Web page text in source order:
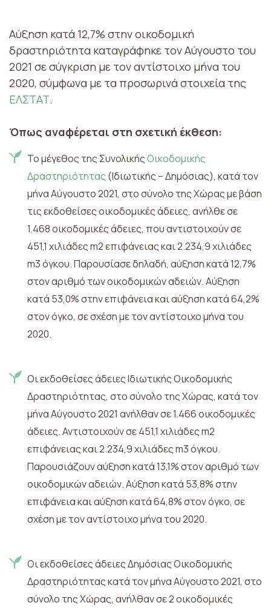
Αύξηση κατά 12,7% στην οικοδομική
δραστηριότητα καταγράφηκε τον Αύγουστο του
2021 σε σύγκριση με τον αντίστοιχο μήνα του
2020, σύμφωνα με τα προσωρινά στοιχεία της
ΕΛΣΤΑΤ.
Όπως αναφέρεται στη σχετική έκθεση:
Το μέγεθος της ΣυνολικήςΟικοδομικής
Δραστηριότητας (Ιδιωτικής – Δημόσιας), κατά τον
μήνα Αύγουστο 2021, στο σύνολο της Χώρας με βάση
τις εκδοθείσες οικοδομικές άδειες, ανήλθε σε
1.468 οικοδομικές άδειες, που αντιστοιχούν σε
451,1 χιλιάδες m2 επιφάνειας και 2.234,9 χιλιάδες
m3 όγκου. Παρουσίασε δηλαδή, αύξηση κατά 12,7%
στον αριθμό των οικοδομικών αδειών. Αύξηση
κατά 53,0% στην επιφάνεια και αύξηση κατά 64,2%
στον όγκο, σε σχέση με τον αντίστοιχο μήνα του
2020.
Οι εκδοθείσες άδειες Ιδιωτικής Οικοδομικής
Δραστηριότητας, στο σύνολο της Χώρας, κατά τον
μήνα Αύγουστο 2021 ανήλθαν σε 1.466 οικοδομικές
άδειες. Αντιστοιχούν σε 451,1 χιλιάδες m2
επιφάνειας και 2.234,9 χιλιάδες m3 όγκου.
Παρουσιάζουν αύξηση κατά 13,1% στον αριθμό των
οικοδομικών αδειών. Αύξηση κατά 53,8% στην
επιφάνεια και αύξηση κατά 64,8% στον όγκο, σε
σχέση με τον αντίστοιχο μήνα του 2020.
Οι εκδοθείσες άδειες Δημόσιας Οικοδομικής
Δραστηριότητας κατά τον μήνα Αύγουστο 2021, στο
σύνολο της Χώρας, ανήλθαν σε 2 οικοδομικές